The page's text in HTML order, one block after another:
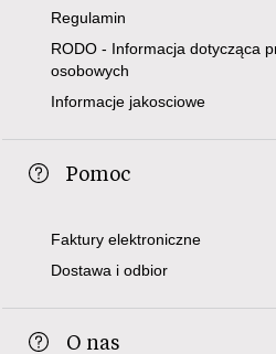
Regulamin
RODO - Informacja dotycząca
osobowych
Informacje jakosciowe
Pomoc
Faktury elektroniczne
Dostawa i odbior
O nas